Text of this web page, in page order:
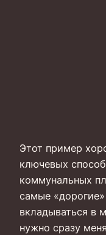
Этот пример
ключевых
коммунальных
самые
вкладываться в
нужно сразу